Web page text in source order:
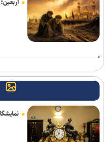
درآورد
از تولیدات مشترک سینمایی تا
انتصابات جدید در موزه ملی
حدیث جان‌بزرگی: خبرنگاری یک
شهدای اقتدار ایران
از احیای «آژانس دوستی» تا